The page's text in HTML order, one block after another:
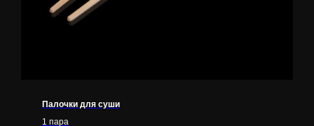
Палочки для суши
1 пара